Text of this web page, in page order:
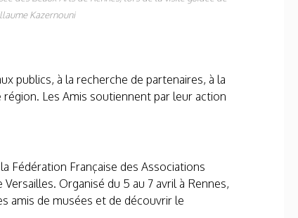
Kazernouni
publics, à la recherche de partenaires, à la
Les Amis soutiennent par leur action
Fédération Française des Associations
Organisé du 5 au 7 avril à Rennes,
amis de musées et de découvrir le